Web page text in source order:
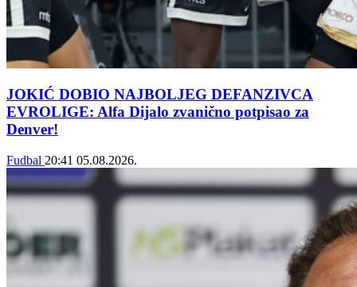
JOKIĆ DOBIO NAJBOLJEG DEFANZIVCA
EVROLIGE: Alfa Dijalo zvanično potpisao za
Denver!
Fudbal 20:41 05.08.2026.